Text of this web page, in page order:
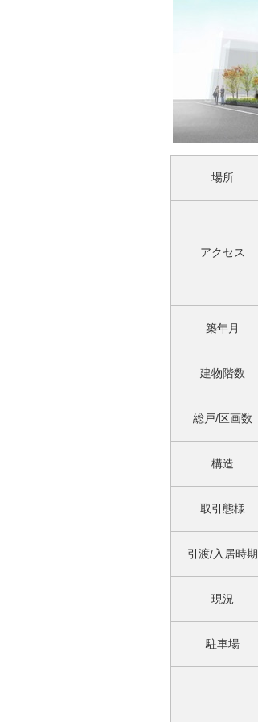
場所
アクセス
築年月
建物階数
総戸/区画数
構造
取引態様
引渡/入居時期
現況
駐車場